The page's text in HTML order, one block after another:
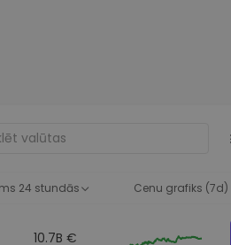
24 stundās Cenu grafiks (7d)
10.7B €